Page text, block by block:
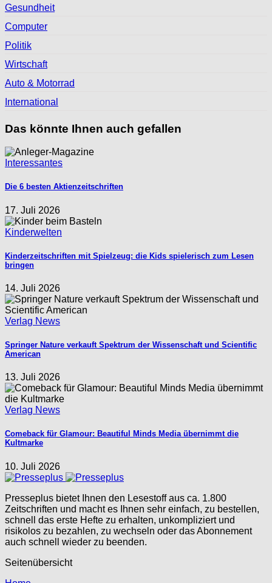
Gesundheit
Computer
Politik
Wirtschaft
Auto & Motorrad
International
Das könnte Ihnen auch gefallen
Interessantes
Die 6 besten Aktienzeitschriften
17. Juli 2026
Kinderwelten
Kinderzeitschriften mit Spielzeug: die Kids spielerisch zum Lesen
bringen
14. Juli 2026
Verlag News
Springer Nature verkauft Spektrum der Wissenschaft und Scientific
American
13. Juli 2026
Verlag News
Comeback für Glamour: Beautiful Minds Media übernimmt die
Kultmarke
10. Juli 2026
Presseplus bietet Ihnen den Lesestoff aus ca. 1.800
Zeitschriften und macht es Ihnen sehr einfach, zu bestellen,
schnell das erste Hefte zu erhalten, unkompliziert und
risikolos zu bezahlen, zu wechseln oder das Abonnement
auch schnell wieder zu beenden.
Seitenübersicht